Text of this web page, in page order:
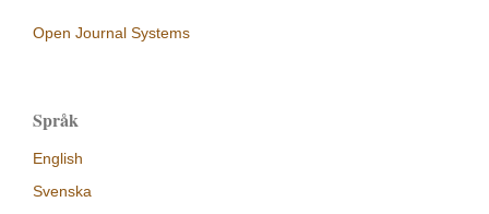
Open Journal Systems
Språk
English
Svenska